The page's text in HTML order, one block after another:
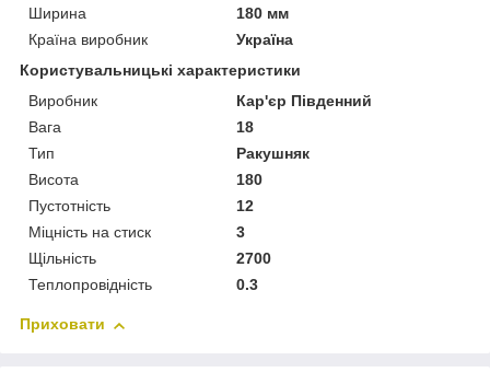
Ширина
180 мм
Країна виробник
Україна
Користувальницькі характеристики
Виробник
Кар'єр Південний
Вага
18
Тип
Ракушняк
Висота
180
Пустотність
12
Міцність на стиск
3
Щільність
2700
Теплопровідність
0.3
Приховати